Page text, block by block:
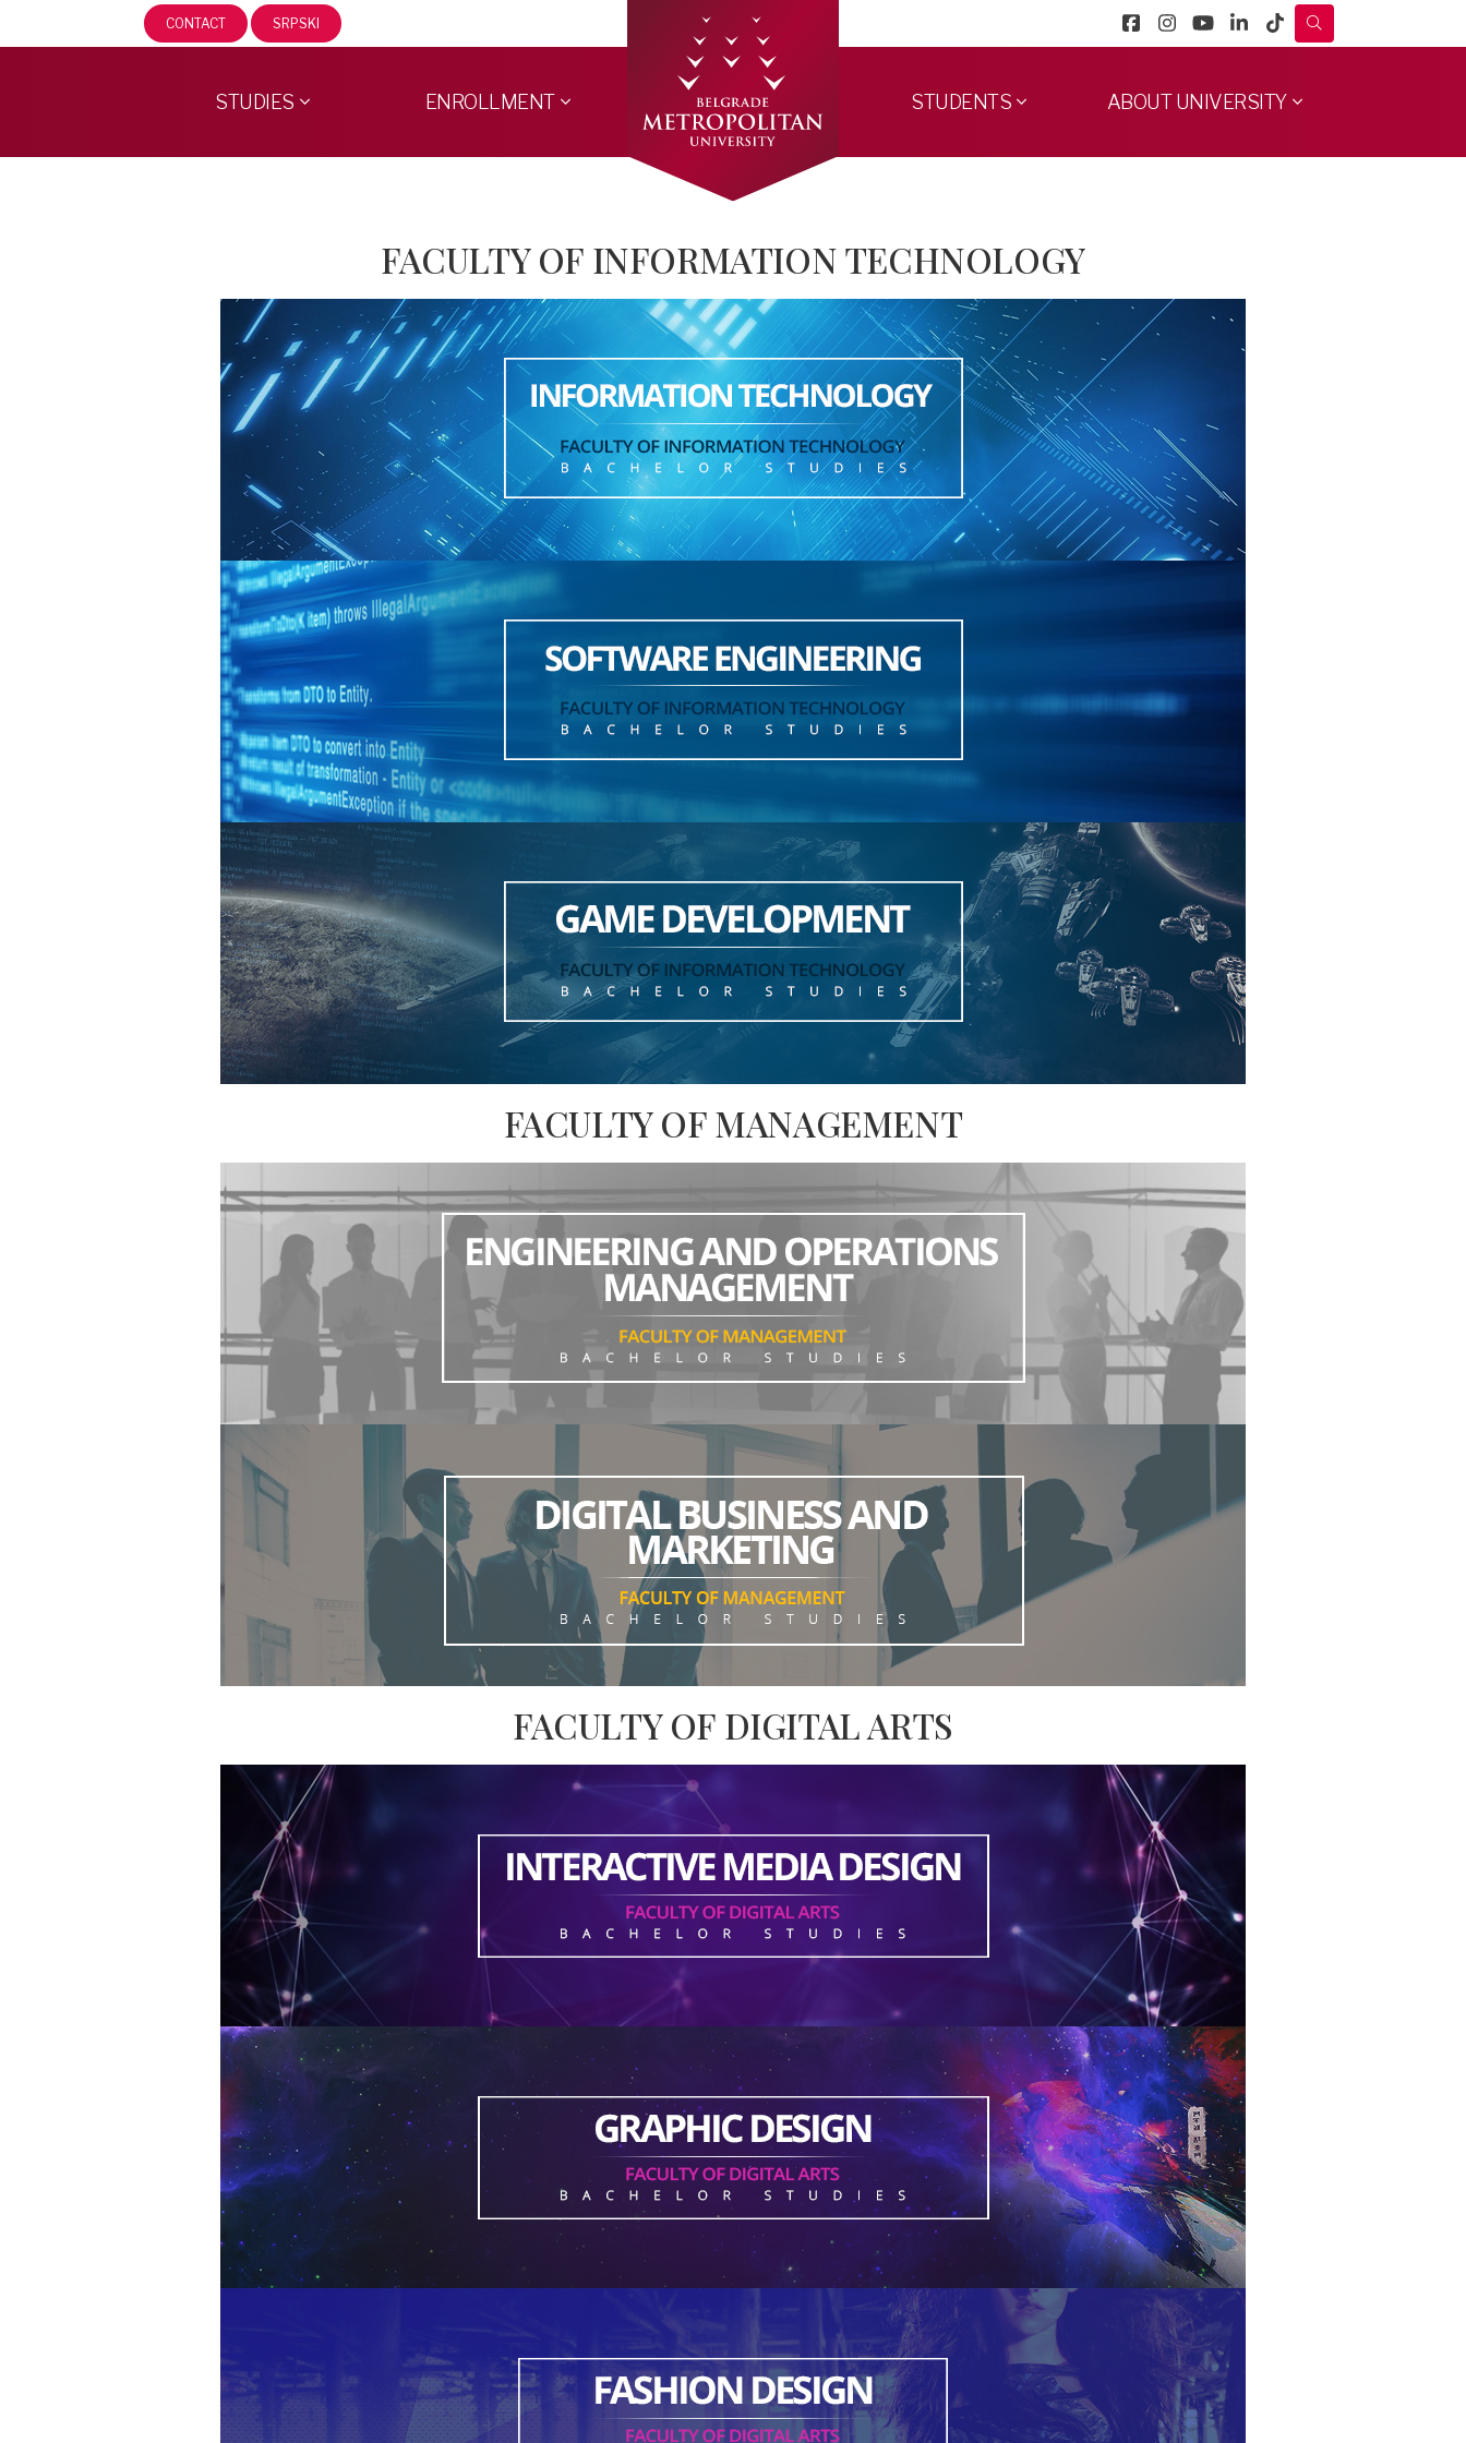
CONTACT SRPSKI
STUDIES ENROLLMENT STUDENTS ABOUT UNIVERSITY
FACULTY OF INFORMATION TECHNOLOGY
FACULTY OF MANAGEMENT
FACULTY OF DIGITAL ARTS